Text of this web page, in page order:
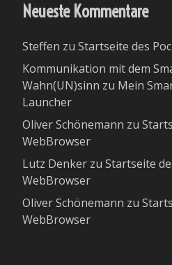
Neueste Kommentare
Steffen zu Startseite des
Kommunikation mit dem
Wahn(UN)sinn zu Mein
Launcher
Oliver Schönemann zu
WebBrowser
Lutz Denker zu Startseite
WebBrowser
Oliver Schönemann zu
WebBrowser